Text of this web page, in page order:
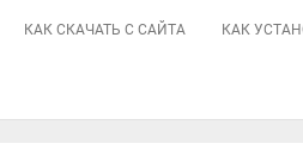
КАК СКАЧАТЬ С САЙТА КАК